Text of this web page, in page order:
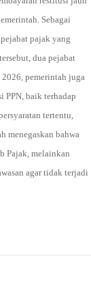
Sebagai
pajak yang
dua pejabat
pemerintah juga
PPN, baik terhadap
tertentu,
menegaskan bahwa
Pajak, melainkan
agar tidak terjadi